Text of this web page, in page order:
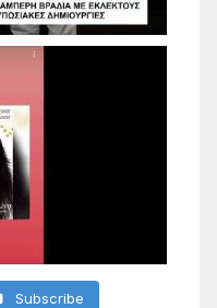
Subscribe